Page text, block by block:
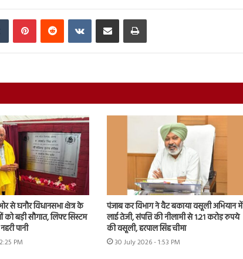
Tumblr PinterestReddit VKontakteShare via Email Print
से घनौर विधानसभा क्षेत्र के
को बड़ी सौगात, लिफ्ट सिस्टम
पानी
PM
पंजाब कर विभाग ने वैट बकाया वसूली अभियान में
लाई तेजी, संपत्ति की नीलामी से 1.21 करोड़ रुपये
की वसूली, हरपाल सिंह चीमा
30 July 2026 - 1:53 PM